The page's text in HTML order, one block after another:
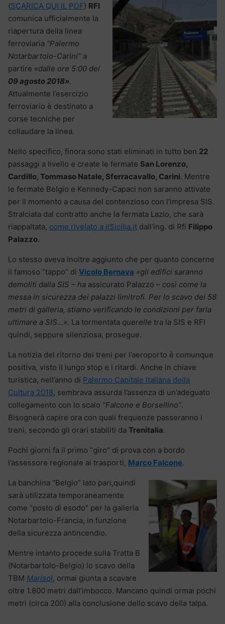
(SCARICA QUI IL PDF) RFI
comunica ufficialmente la
riapertura della linea
ferroviaria “Palermo
Notarbartolo-Carini” a
partire «dalle ore 5:00 del
09 agosto 2018».
Attualmente l’esercizio
ferroviario è destinato a
corse tecniche per
collaudare la linea.
Nello specifico, finora sono stati eliminati in tutto ben 22
passaggi a livello e create le fermate San Lorenzo,
Cardillo, Tommaso Natale, Sferracavallo, Carini. Mentre
le fermate Belgio e Kennedy-Capaci non saranno attivate
per il momento a causa del contenzioso con l’impresa SIS.
Stralciata dal contratto anche la fermata Lazio, che sarà
riappaltata, come rivelato a ilSicilia.it dall’ing. di Rfi Filippo
Palazzo.
Lo stesso aveva inoltre aggiunto che per quanto concerne
il famoso “tappo” di Vicolo Bernava «gli edifici saranno
demoliti dalla SIS – ha assicurato Palazzo – così come la
messa in sicurezza dei palazzi limitrofi. Per lo scavo dei 58
metri di galleria, stiamo verificando le condizioni per farla
ultimare a SIS…». La tormentata querelle tra la SIS e RFI
quindi, seppure silenziosa, prosegue.
La notizia del ritorno dei treni per l’aeroporto è comunque
positiva, visto il lungo stop e i ritardi. Anche in chiave
turistica, nell’anno di Palermo Capitale Italiana della
Cultura 2018, sembrava assurda l’assenza di un’adeguato
collegamento con lo scalo “Falcone e Borsellino”.
Bisognerà capire ora con quali frequenze passeranno i
treni, secondo gli orari stabiliti da Trenitalia.
Pochi giorni fa il primo “giro” di prova con a bordo
l’assessore regionale ai trasporti, Marco Falcone.
La banchina “Belgio” lato pari,quindi
sarà utilizzata temporaneamente
come “posto di esodo” per la galleria
Notarbartolo-Francia, in funzione
della sicurezza antincendio.
Mentre intanto procede sulla Tratta B
(Notarbartolo-Belgio) lo scavo della
TBM Marisol, ormai giunta a scavare
oltre 1.800 metri dall’imbocco. Mancano quindi ormai pochi
metri (circa 200) alla conclusione dello scavo della talpa.